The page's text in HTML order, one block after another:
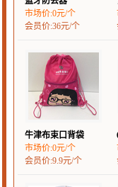
市场价:0元/个
会员价:36元/个
牛津布束口背袋
市场价:0元/个
会员价:9.9元/个